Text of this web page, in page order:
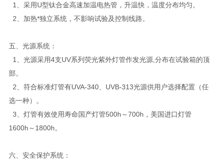
1、采用U型钛合金高速加温电热管，升温快，温度分布均匀。
2、加热*独立系统，不影响试验及控制线路。
五、光源系统：
1、光源采用4支UV系列荧光紫外灯管作发光源,分布在试验箱的顶
部。
2、符合标准灯管有UVA-340、UVB-313光源供用户选择配置（任
选一种）。
3、灯管有效使用寿命国产灯管500h～700h，美国进口灯管
1600h～1800h。
六、安全保护系统：